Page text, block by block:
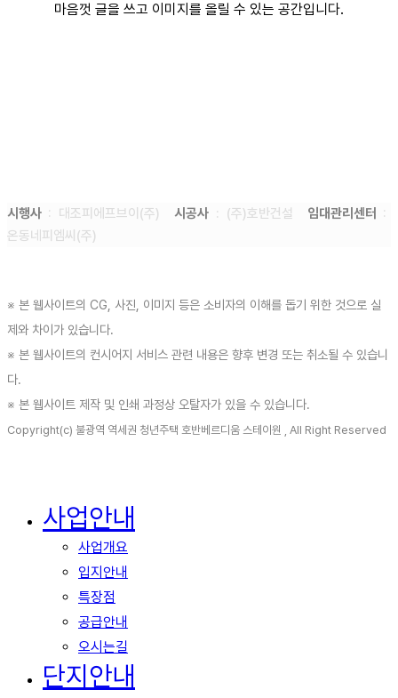
마음껏 글을 쓰고 이미지를 올릴 수 있는 공간입니다.
시행사 : 대조피에프브이(주) 시공사 : (주)호반건설 임대관리센터
:
온동네피엠씨(주)
※ 본 웹사이트의 CG, 사진, 이미지 등은 소비자의 이해를 돕기 위한 것으로 실
제와 차이가 있습니다.
※ 본 웹사이트의 컨시어지 서비스 관련 내용은 향후 변경 또는 취소될 수 있습니
다.
※ 본 웹사이트 제작 및 인쇄 과정상 오탈자가 있을 수 있습니다.
Copyright(c) 불광역 역세권 청년주택 호반베르디움 스테이원 , All Right Reserved
사업안내
사업개요
입지안내
특장점
공급안내
오시는길
단지안내